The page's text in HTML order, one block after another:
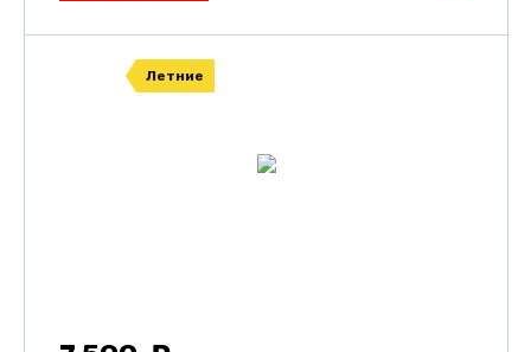
Летние